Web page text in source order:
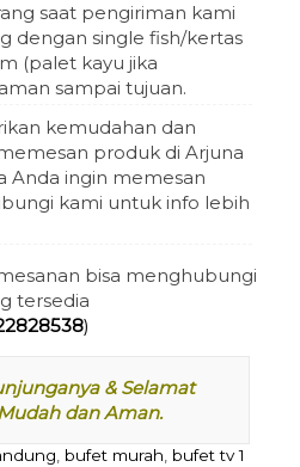
saat pengiriman kami
dengan single fish/kertas
(palet kayu jika
sampai tujuan.
kemudahan dan
produk di Arjuna
Anda ingin memesan
kami untuk info lebih
bisa menghubungi
tersedia
)
& Selamat
dan Aman.
bufet murah bufet tv 1